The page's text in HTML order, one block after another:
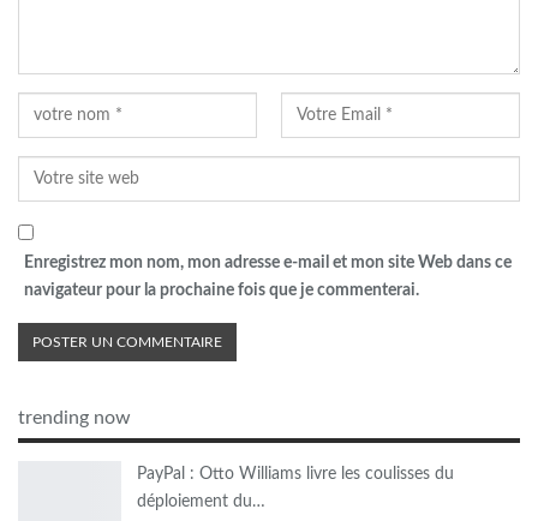
Enregistrez mon nom, mon adresse e-mail et mon site Web dans ce
navigateur pour la prochaine fois que je commenterai.
trending now
PayPal : Otto Williams livre les coulisses du
déploiement du…